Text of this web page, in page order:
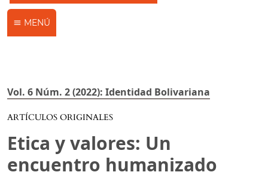
MENÚ
Vol. 6 Núm. 2 (2022): Identidad Bolivariana
ARTÍCULOS ORIGINALES
Etica y valores: Un
encuentro humanizado